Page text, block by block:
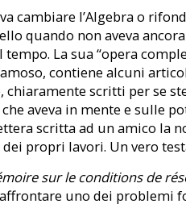
cambiare l’Algebra o
quando non aveva
La sua “opera
contiene alcuni
scritti per se
aveva in mente e sulle
scritta ad un amico la
propri lavori. Un vero
sur le conditions de
uno dei problemi